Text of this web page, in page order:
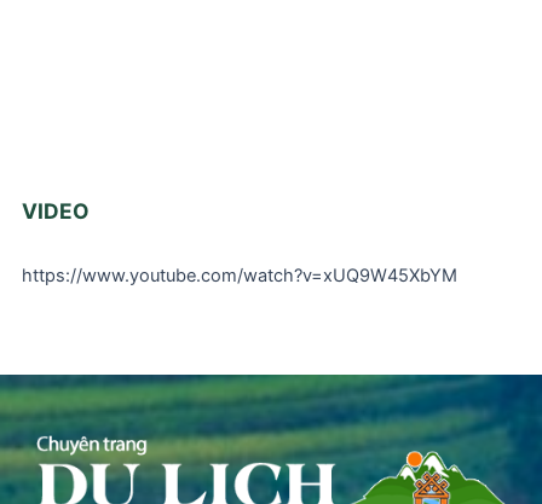
VIDEO
https://www.youtube.com/watch?v=xUQ9W45XbYM